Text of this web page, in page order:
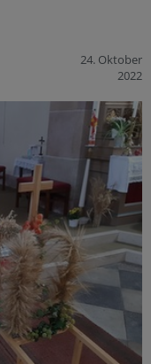
24. Oktober
2022